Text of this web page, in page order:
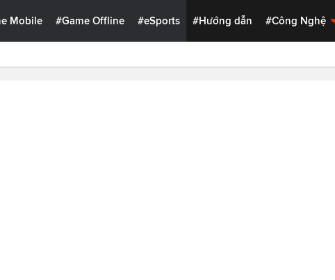
Mobile #Game Offline #eSports #Hướng dẫn #Công Nghệ